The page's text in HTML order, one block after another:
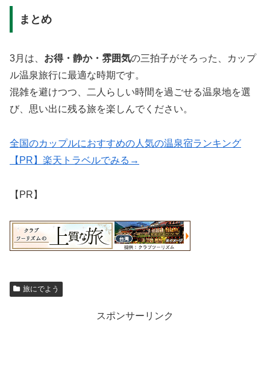
まとめ
3月は、 お得・静か・雰囲気の三拍子がそろった、カップ
ル温泉旅行に最適な時期です。
混雑を避けつつ、二人らしい時間を過ごせる温泉地を選
び、思い出に残る旅を楽しんでください。
全国のカップルにおすすめの人気の温泉宿ランキング
【PR】楽天トラベルでみる→
【PR】
旅にでよう
スポンサーリンク